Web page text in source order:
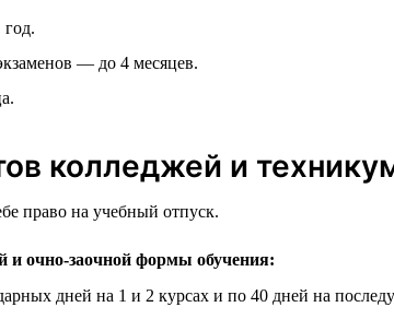
— до 4 месяцев.
колледжей и
право на учебный отпуск.
и очно-заочной формы обучения:
дней на 1 и 2 курсах и по 40 дней на